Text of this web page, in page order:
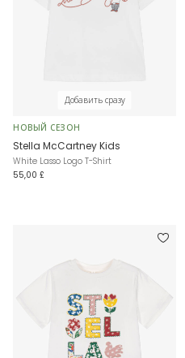
Добавить сразу
НОВЫЙ СЕЗОН
Stella McCartney Kids
White Lasso Logo T-Shirt
55,00 £